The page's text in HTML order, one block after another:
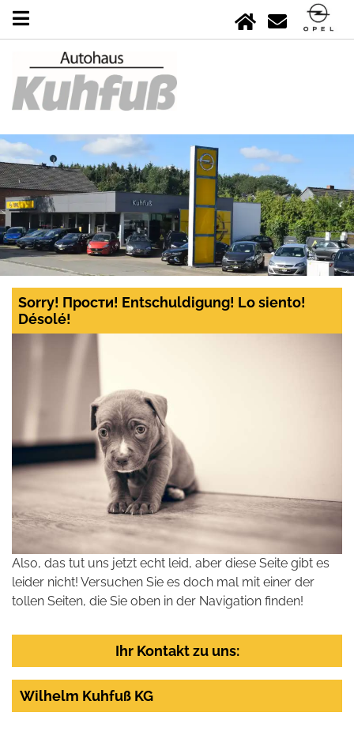
Sorry! Прости! Entschuldigung! Lo siento!
Désolé!
Also, das tut uns jetzt echt leid, aber diese Seite gibt es
leider nicht! Versuchen Sie es doch mal mit einer der
tollen Seiten, die Sie oben in der Navigation finden!
Ihr Kontakt zu uns:
Wilhelm Kuhfuß KG